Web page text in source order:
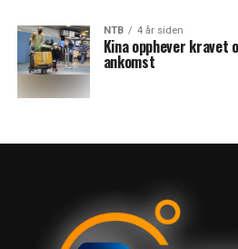
NTB 4 år siden
Kina opphever kravet
ankomst